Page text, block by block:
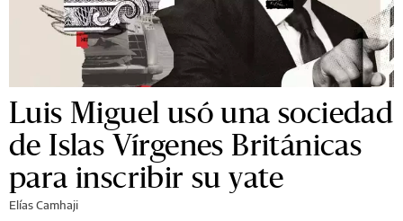
Luis Miguel usó una sociedad
de Islas Vírgenes Británicas
para inscribir su yate
Elías Camhaji